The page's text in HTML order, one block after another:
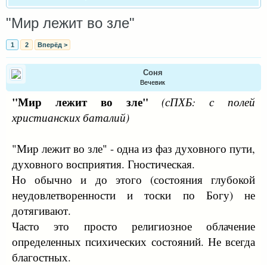
"Мир лежит во зле"
1 2 Вперёд >
Соня
Вечевик
"Мир лежит во зле"
(сПХБ: с полей
христианских баталий)
"Мир лежит во зле" - одна из фаз духовного пути,
духовного восприятия. Гностическая.
Но обычно и до этого (состояния глубокой
неудовлетворенности и тоски по Богу) не
дотягивают.
Часто это просто религиозное облачение
определенных психических состояний. Не всегда
благостных.